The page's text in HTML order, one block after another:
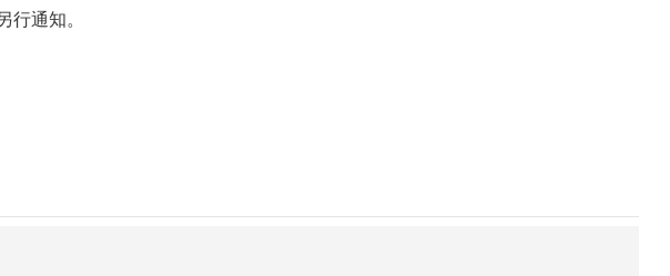
行通知。